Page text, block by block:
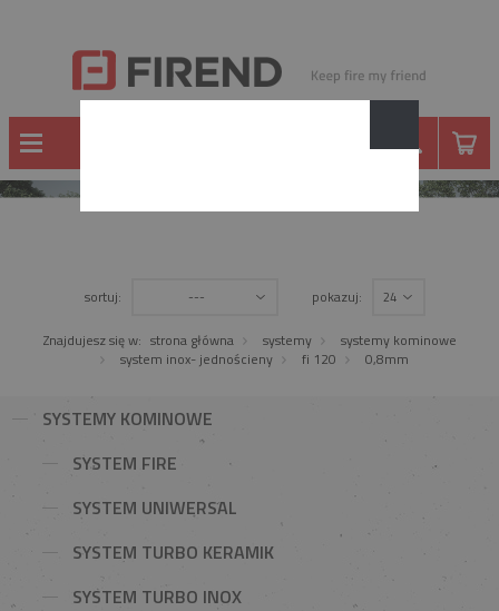
sortuj: --- pokazuj: 24
Znajdujesz się w: strona główna systemy
systemy kominowe
system inox- jednościeny
fi 120 0,8mm
SYSTEMY KOMINOWE
SYSTEM FIRE
SYSTEM UNIWERSAL
SYSTEM TURBO KERAMIK
SYSTEM TURBO INOX